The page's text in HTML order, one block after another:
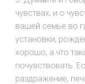
чувствах, и о
вашей семье во
установки,
хорошо, а что
почувствовать.
раздражение,